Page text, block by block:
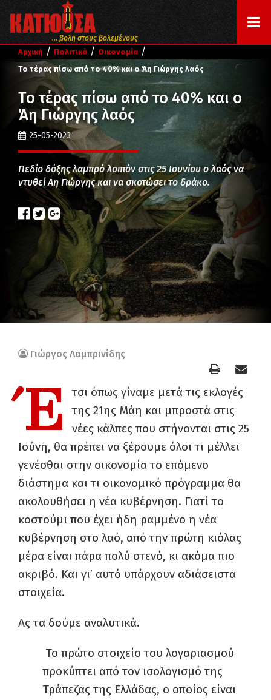
... βολή στους βολεμένους
Αρχική / Πολιτικά / Οικονομία /
Το τέρας πίσω από το 40% και ο Άη Γιώργης λαός
Το τέρας πίσω από το 40% και ο
Άη Γιώργης λαός
25-05-2023
Πεδίο δόξης λαμπρό λοιπόν στις 25 Ιουνίου ο λαός να
ντυθεί Αη Γιώργης και να σκοτώσει το δράκο.
Γιώργος Λαμπρινίδης
Έ
τσι όπως γίναμε μετά τις εκλογές
της 21ης Μάη και μπροστά στις
νέες κάλπες που στήνονται στις 25
Ιούνη, θα πρέπει να ξέρουμε όλοι τι μέλλει
γενέσθαι στην οικονομία το επόμενο
διάστημα και τι οικονομικό πρόγραμμα θα
ακολουθήσει η νέα κυβέρνηση. Γιατί το
κοστούμι που έχει ήδη ραμμένο η νέα
κυβέρνηση στο λαό, από την πρώτη κιόλας
μέρα είναι πάρα πολύ στενό, κι ακόμα πιο
ακριβό. Και γι’ αυτό υπάρχουν αδιάσειστα
στοιχεία.
Ας τα δούμε αναλυτικά.
Το πρώτο στοιχείο του λογαριασμού
προκύπτει από τον ισολογισμό της
Τράπεζας της Ελλάδας, ο οποίος είναι